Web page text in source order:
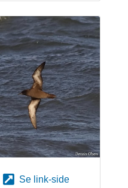
Se link-side